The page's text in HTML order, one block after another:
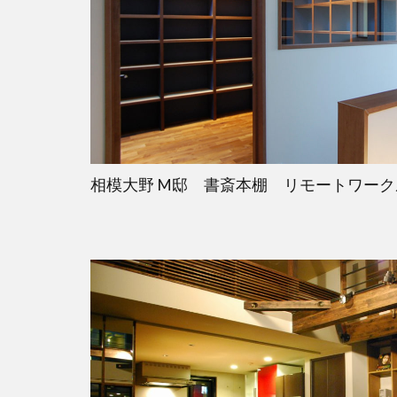
相模大野 M邸 書斎本棚 リモートワーク